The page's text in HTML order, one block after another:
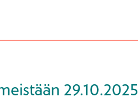
29.10.2025